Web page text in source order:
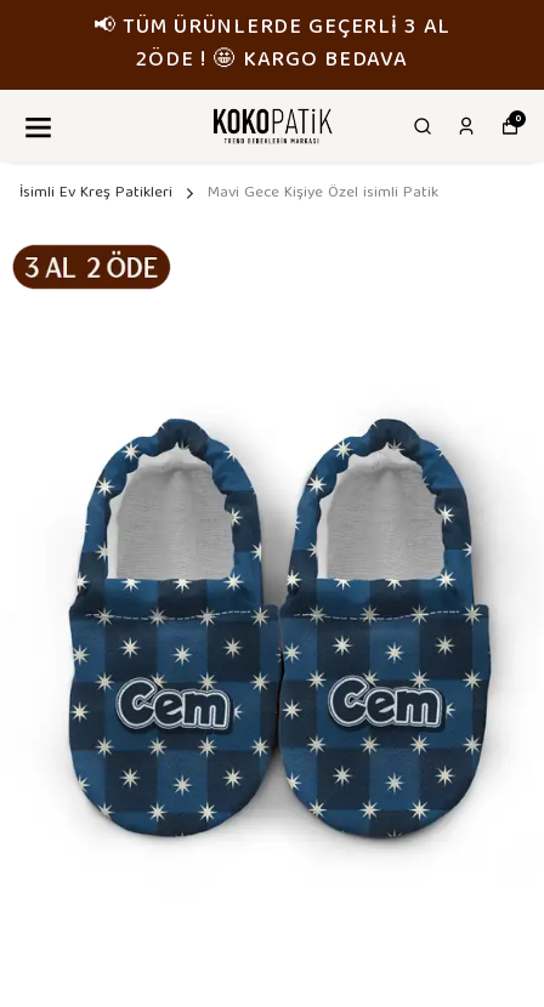
📢 TÜM ÜRÜNLERDE GEÇERLİ 3 AL
2ÖDE ! 🤩 KARGO BEDAVA
0
İsimli Ev Kreş Patikleri Mavi Gece Kişiye Özel isimli Patik